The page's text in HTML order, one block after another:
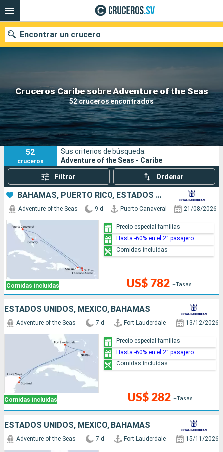
Cruceros Caribe sobre Adventure of the Seas
52 cruceros encontrados
Encontrar un crucero
Nuestros destinos
Fecha de salida
Puertos Compañías
Buscar
52
cruceros
Sus criterios de búsqueda:
Adventure of the Seas - Caribe
Filtrar Ordenar
BAHAMAS, PUERTO RICO, ESTADOS UNIDOS
Comidas incluidas
Adventure of the Seas 9 d Puerto Canaveral 21/08/2026
US$ 782 +Tasas
Precio especial familias
Hasta -60% en el 2° pasajero
Comidas incluidas
ESTADOS UNIDOS, MÉXICO, BAHAMAS
Comidas incluidas
Adventure of the Seas 7 d Fort Lauderdale 13/12/2026
US$ 282 +Tasas
Precio especial familias
Hasta -60% en el 2° pasajero
Comidas incluidas
ESTADOS UNIDOS, MÉXICO, BAHAMAS
Adventure of the Seas 7 d Fort Lauderdale 15/11/2026